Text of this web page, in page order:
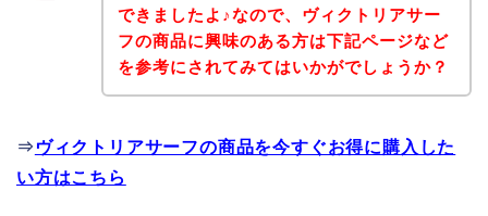
できましたよ♪なので、ヴィクトリアサー
フの商品に興味のある方は下記ページなど
を参考にされてみてはいかがでしょうか？
⇒ ヴィクトリアサーフの商品を今すぐお得に購入した
い方はこちら